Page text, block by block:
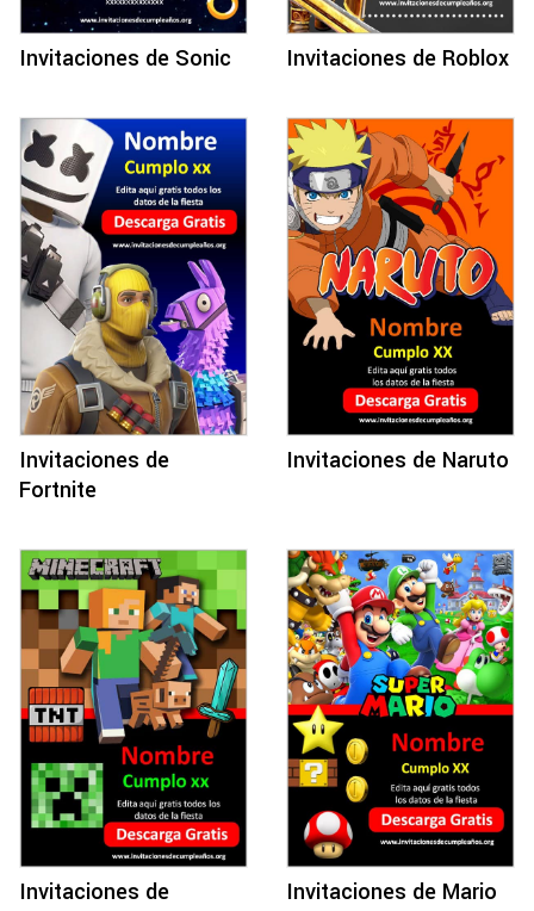
Invitaciones de Sonic Invitaciones de Roblox
Invitaciones de
Fortnite
Invitaciones de Naruto
Invitaciones de
Invitaciones de Mario